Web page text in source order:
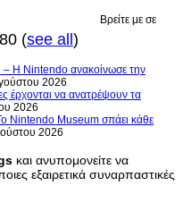
Βρείτε με σε
(see all)
– Η Nintendo ανακοίνωσε την
2026
έρχονται να ανατρέψουν τα
2026
Nintendo Museum σπάει κάθε
2026
και ανυπομονείτε να
εξαιρετικά συναρπαστικές